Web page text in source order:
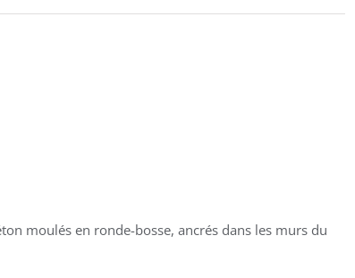
moulés en ronde-bosse, ancrés dans les murs du